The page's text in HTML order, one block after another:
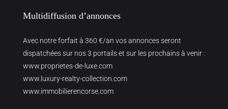
Multidiffusion d’annonces
Avec notre forfait à 360 €/an vos annonces seront
dispatchées sur nos 3 portails et sur les prochains à venir :
www.proprietes-de-luxe.com
www.luxury-realty-collection.com
www.immobilierencorse.com